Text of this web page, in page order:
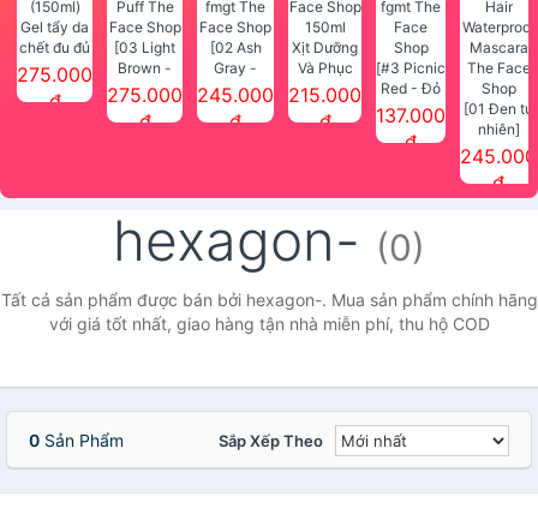
Gel tẩy da
chết đu đủ
SMART
PEELING
275.000
đ
[03 Light
Brown -
Nâu Sáng]
Phấn che
275.000
đ
[02 Ash
Gray -
Khói] Bột
kẻ chân
Face Shop
245.000
đ
Xịt Dưỡng
Và Phục
Hồi Tóc
Essential
215.000
đ
[#3 Picnic
Red - Đỏ
cam] Son
Face
Shop
137.000
đ
[01 Đen tự
nhiên]
Mascara
che phủ
Waterproof
Mascara
The Face
245.000
đ
hexagon- (0)
Tất cả sản phẩm được bán bởi hexagon-. Mua sản phẩm chính hãng
với giá tốt nhất, giao hàng tận nhà miễn phí, thu hộ COD
0 Sản Phẩm Sắp Xếp Theo